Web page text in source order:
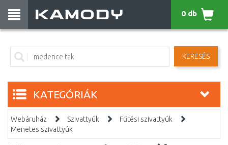
KERESÉS
0 db
KATEGÓRIÁK
Webáruház Szivattyúk
Fűtési szivattyúk
Menetes szivattyúk